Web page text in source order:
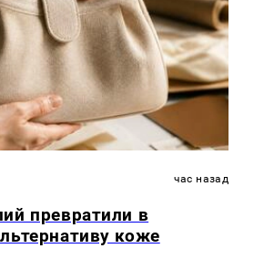
час назад
превратили в
коже